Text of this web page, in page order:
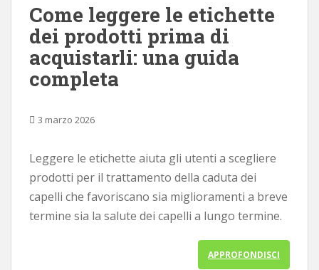
Come leggere le etichette
dei prodotti prima di
acquistarli: una guida
completa
3 marzo 2026
Leggere le etichette aiuta gli utenti a scegliere
prodotti per il trattamento della caduta dei
capelli che favoriscano sia miglioramenti a breve
termine sia la salute dei capelli a lungo termine.
APPROFONDISCI